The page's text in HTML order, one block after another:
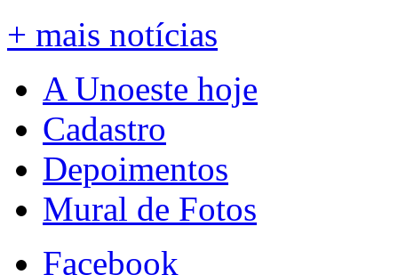
+ mais notícias
A Unoeste hoje
Cadastro
Depoimentos
Mural de Fotos
Facebook